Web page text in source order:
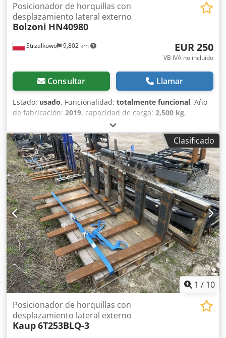
Strzałkowo 9,802 km
Posicionador de horquillas con
desplazamiento lateral externo
Bolzoni HN40980
EUR 250
VB IVA no incluído
Consultar Llamar
Estado: usado, Funcionalidad: totalmente funcional, Año
de fabricación: 2019, capacidad de carga: 2,500 kg,
Desplazador lateral Clase ISO: Clase ISO 2 = 1.000 - 2.500
kg Estado: Listo para usar y completamente funcional
Estado técnico: bueno Descripción: Año 2019 ISO 2A (41
cm) Capacidad 2.500 kg Ancho 1.000 mm ID OS1913
Credpoyzdb Iofx Ad Iof
Clasificado
1 / 10
Posicionador de horquillas con
desplazamiento lateral externo
Kaup6T253BLQ-3